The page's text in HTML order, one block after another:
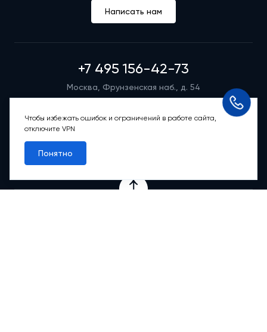
Написать нам
+7 495 156-42-73
Москва, Фрунзенская наб., д. 54
Пн-вс: 9:00 – 21:00
Чтобы избежать ошибок и ограничений в работе сайта,
отключите VPN
Понятно